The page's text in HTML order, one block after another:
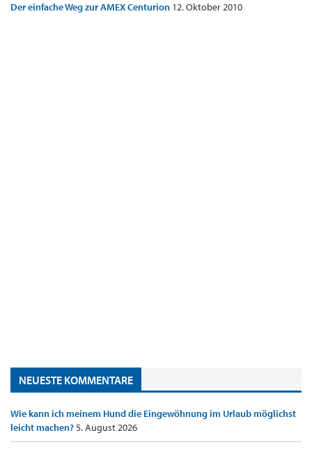
Der einfache Weg zur AMEX Centurion 12. Oktober 2010
NEUESTE KOMMENTARE
Wie kann ich meinem Hund die Eingewöhnung im Urlaub möglichst
leicht machen?5. August 2026